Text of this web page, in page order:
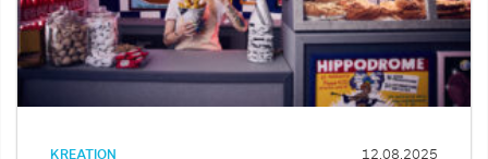
KREATION 12.08.2025